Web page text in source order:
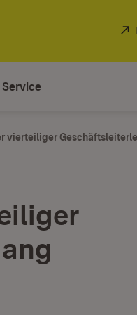
Service
vierteiliger